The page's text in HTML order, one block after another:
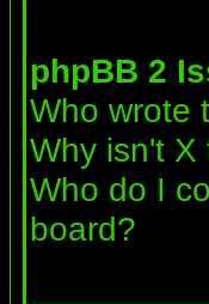
phpBB 2
Who wrote
Why isn't X
Who do I
board?